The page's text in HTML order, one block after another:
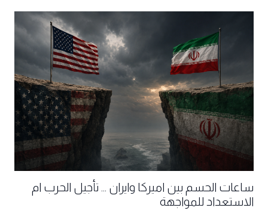
ساعات الحسم بين اميركا وايران ... تأجيل الحرب ام
الاستعداد للمواجهة